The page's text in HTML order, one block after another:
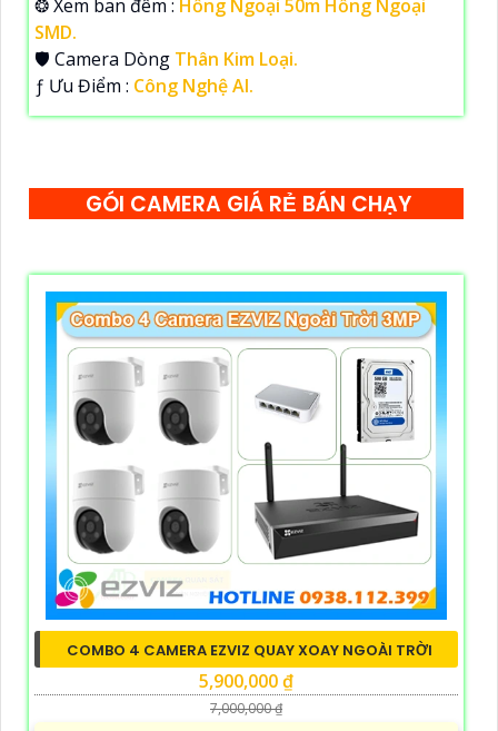
❂ Xem ban đêm : Hồng Ngoại 50m Hồng Ngoại
SMD.
🛡 Camera Dòng Thân Kim Loại.
️ƒ Ưu Điểm : Công Nghệ AI.
GÓI CAMERA GIÁ RẺ BÁN CHẠY
COMBO 4 CAMERA EZVIZ QUAY XOAY NGOÀI TRỜI
5,900,000 ₫
7,000,000 ₫